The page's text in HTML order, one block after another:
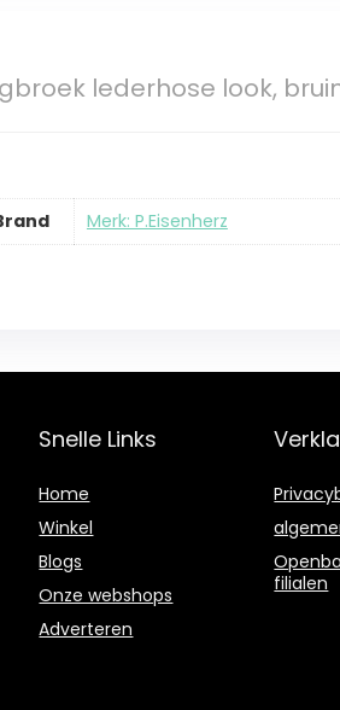
lederhose look,
Merk: P.Eisenherz
Snelle Links
Home
Winkel
Blogs
Onze webshops
Adverteren
filialen